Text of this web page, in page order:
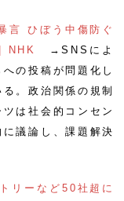
言 ひぼう中傷防ぐ
NHK
→SNSによ
の投稿が問題化し
。政治関係の規制
は社会的コンセン
議論し、課題解決
リーなど50社超に